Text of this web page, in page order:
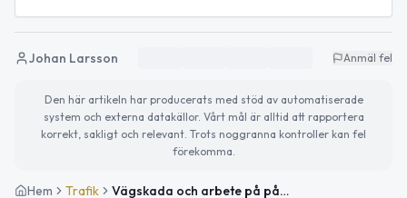
Johan Larsson Anmäl fel
Den här artikeln har producerats med stöd av automatiserade
system och externa datakällor. Vårt mål är alltid att rapportera
korrekt, sakligt och relevant. Trots noggranna kontroller kan fel
förekomma.
Hem Trafik Vägskada och arbete på påfarten E18 vid Trafikplats Bergshamra i riktning mot Roslagstull